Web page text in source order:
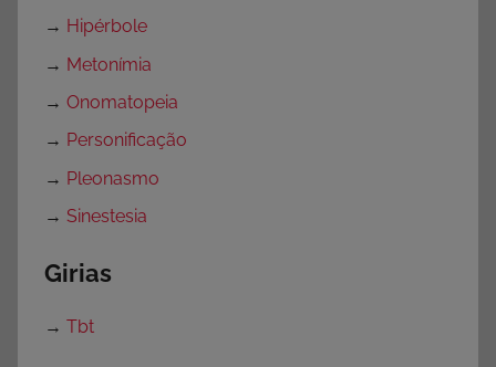
→ Hipérbole
→ Metonímia
→ Onomatopeia
→ Personificação
→ Pleonasmo
→ Sinestesia
Girias
→ Tbt